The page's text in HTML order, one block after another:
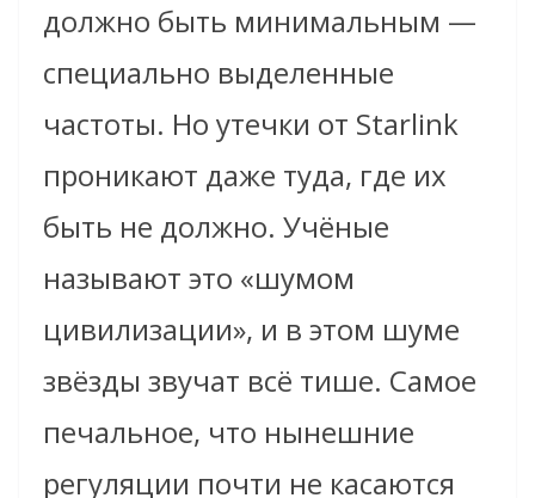
должно быть минимальным —
специально выделенные
частоты. Но утечки от Starlink
проникают даже туда, где их
быть не должно. Учёные
называют это «шумом
цивилизации», и в этом шуме
звёзды звучат всё тише. Самое
печальное, что нынешние
регуляции почти не касаются